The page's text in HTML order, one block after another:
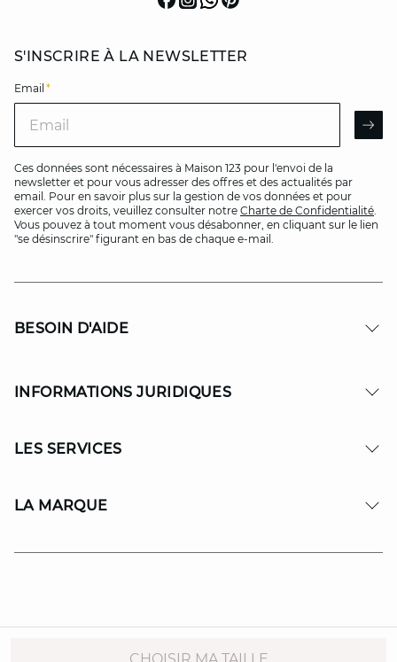
S'INSCRIRE À LA NEWSLETTER
Email *
Ces données sont nécessaires à Maison 123 pour l'envoi de la
newsletter et pour vous adresser des offres et des actualités par
email. Pour en savoir plus sur la gestion de vos données et pour
exercer vos droits, veuillez consulter notre Charte de Confidentialité.
Vous pouvez à tout moment vous désabonner, en cliquant sur le lien
"se désinscrire" figurant en bas de chaque e-mail.
BESOIN D'AIDE
INFORMATIONS JURIDIQUES
LES SERVICES
LA MARQUE